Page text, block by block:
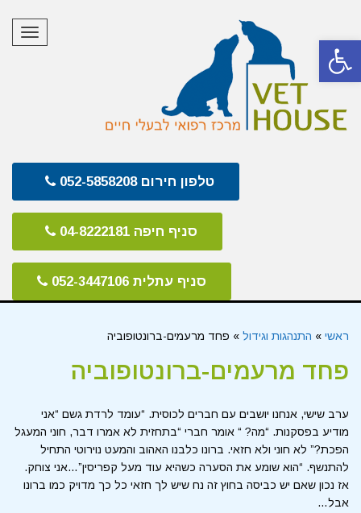
פתח סרגל נגישות
טלפון חירום 052-5858208
סניף חיפה 04-8222181
סניף עתלית 052-3447106
ראשי » התנהגות וגידול » פחד מרעמים-ברונטופוביה
פחד מרעמים-ברונטופוביה
ערב שישי, אנחנו יושבים עם חברים לכוסית. “עומד לרדת גשם “אני
מודיע בפסקנות. “מה? “ אומר חברי “בתחזית לא אמרו דבר, חוני המעגל
הפכת?” לא חוני ולא חזאי. ברונו כלבנו האהוב והמעט נוירוטי התחיל
להתנשף. “הוא שומע את הסערה כשהיא עוד מעל קפריסין”…אני צוחק.
אז נכון שאם יש כביסה בחוץ זה נח שיש לך חזאי כל כך מדויק כמו ברונו
אבל…